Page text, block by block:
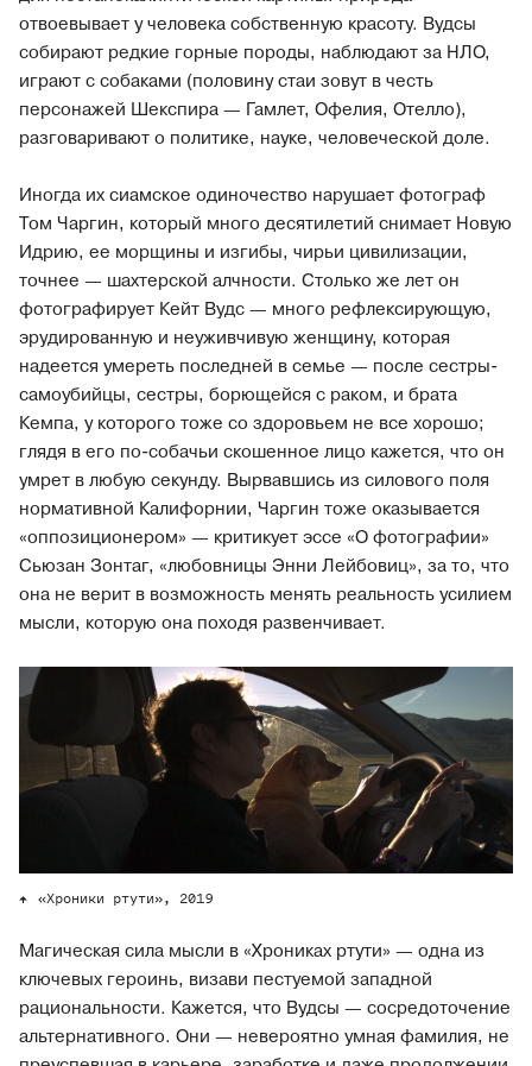
отвоевывает у человека собственную красоту. Вудсы
собирают редкие горные породы, наблюдают за НЛО,
играют с собаками (половину стаи зовут в честь
персонажей Шекспира — Гамлет, Офелия, Отелло),
разговаривают о политике, науке, человеческой доле.
Иногда их сиамское одиночество нарушает фотограф
Том Чаргин, который много десятилетий снимает Новую
Идрию, ее морщины и изгибы, чирьи цивилизации,
точнее — шахтерской алчности. Столько же лет он
фотографирует Кейт Вудс — много рефлексирующую,
эрудированную и неуживчивую женщину, которая
надеется умереть последней в семье — после сестры-
самоубийцы, сестры, борющейся с раком, и брата
Кемпа, у которого тоже со здоровьем не все хорошо;
глядя в его по-собачьи скошенное лицо кажется, что он
умрет в любую секунду. Вырвавшись из силового поля
нормативной Калифорнии, Чаргин тоже оказывается
«оппозиционером» — критикует эссе «О фотографии»
Сьюзан Зонтаг, «любовницы Энни Лейбовиц», за то, что
она не верит в возможность менять реальность усилием
мысли, которую она походя развенчивает.
«Хроники ртути», 2019
Магическая сила мысли в «Хрониках ртути» — одна из
ключевых героинь, визави пестуемой западной
рациональности. Кажется, что Вудсы — сосредоточение
альтернативного. Они — невероятно умная фамилия, не